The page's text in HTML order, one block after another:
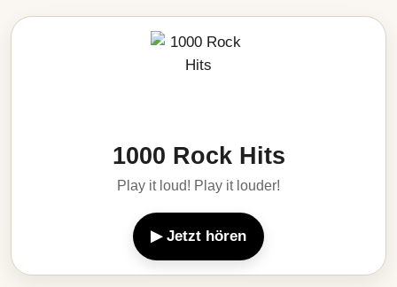
1000 Rock Hits
Play it loud! Play it louder!
▶ Jetzt hören